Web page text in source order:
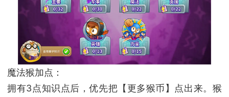
魔法猴加点：
拥有3点知识点后，优先把【更多猴币】点出来。猴